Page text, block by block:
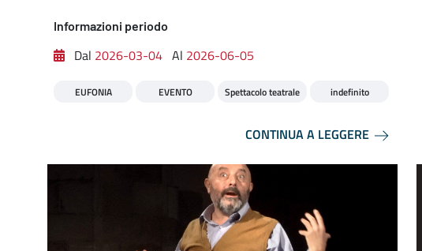
Informazioni periodo
Dal 2026-03-04 Al 2026-06-05
EUFONIA EVENTO Spettacolo teatrale indefinito
CONTINUA A LEGGERE